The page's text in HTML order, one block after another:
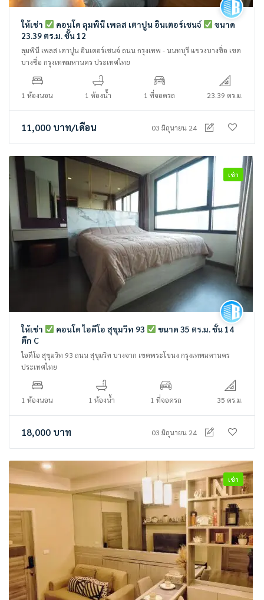
ให้เช่า คอนโด ลุมพินี เพลส เตาปูน อินเตอร์เชนจ์
ขนาด
23.39 ตร.ม. ชั้น 12
ลุมพินี เพลส เตาปูน อินเตอร์เชนจ์ ถนน กรุงเทพ - นนทบุรี แขวงบางซื่อ เขต
บางซื่อ กรุงเทพมหานคร ประเทศไทย
1 ห้องนอน 1 ห้องน้ำ 1 ที่จอดรถ 23.39 ตร.ม.
11,000 บาท/เดือน 03 มิถุนายน 24
เช่า
ให้เช่า คอนโด ไอดีโอ สุขุมวิท 93
ขนาด 35 ตร.ม. ชั้น 14
ตึก C
ไอดีโอ สุขุมวิท 93 ถนน สุขุมวิท บางจาก เขตพระโขนง กรุงเทพมหานคร
ประเทศไทย
1 ห้องนอน 1 ห้องน้ำ 1 ที่จอดรถ 35 ตร.ม.
18,000 บาท 03 มิถุนายน 24
เช่า